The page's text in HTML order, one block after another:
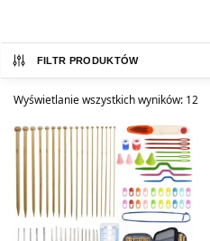
FILTR PRODUKTÓW
Wyświetlanie wszystkich wyników: 12